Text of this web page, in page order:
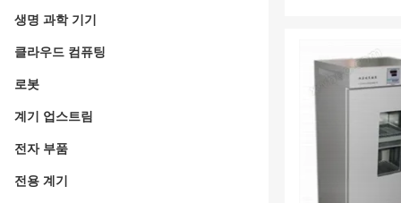
생명 과학 기기
클라우드 컴퓨팅
로봇
계기 업스트림
전자 부품
전용 계기